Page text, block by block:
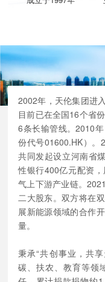
2002年，天伦集团进
目前已在全国16个省
6条长输管线。2010
份代号01600.HK）。
共同发起设立河南省
性银行400亿元配资
气上下游产业链。
二大股东。双方将在
展新能源领域的合作
量。
秉承“共创事业，共
碳、扶农、教育等领